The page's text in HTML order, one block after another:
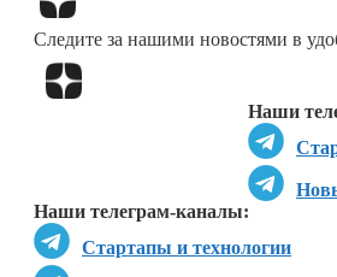
Следите за нашими новостями в
Наши
Наши телеграм-каналы:
Стартапы и технологии